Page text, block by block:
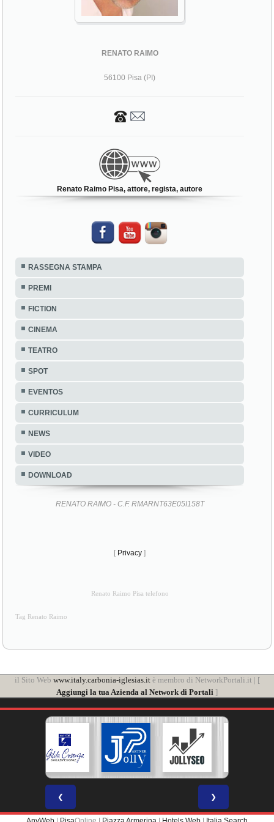
RENATO RAIMO
56100 Pisa (PI)
Renato Raimo Pisa, attore, regista, autore
RASSEGNA STAMPA
PREMI
FICTION
CINEMA
TEATRO
SPOT
EVENTOS
CURRICULUM
NEWS
VIDEO
DOWNLOAD
RENATO RAIMO - C.F. RMARNT63E05I158T
[ Privacy ]
Renato Raimo Pisa telefono
Tag Renato Raimo
il Sito Web www.italy.carbonia-iglesias.itè membro di NetworkPortali.it | [
Aggiungi la tua Azienda al Network di Portali ]
❮ ❯